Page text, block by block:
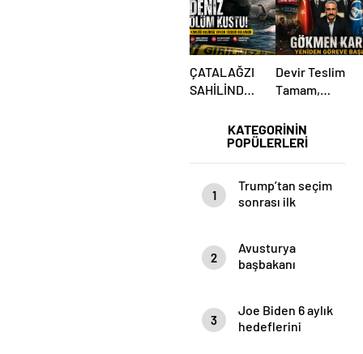
KATEGORİNİN
POPÜLERLERİ
1
Trump’tan seçim
sonrası ilk
2
Avusturya
başbakanı
bilinmeyenler
3
Joe Biden 6 aylık
hedeflerini
ÇATALAĞZI
SAHİLİNDE
Devir Teslim
Tamam,
Mi?
Ülkücüler
Belediye
Önünde
Yemin Etti